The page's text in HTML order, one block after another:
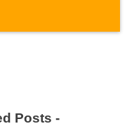
Posts -